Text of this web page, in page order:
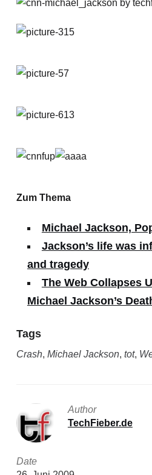
Zum Thema
Michael Jackson,
Jackson’s life was
and tragedy
The Web Collapses
Michael Jackson’s
Tags
Crash, Michael Jackson, tot,
Author
TechFieber.de
Date